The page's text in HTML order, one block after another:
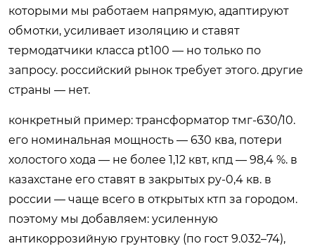
которыми мы работаем напрямую, адаптируют
обмотки, усиливает изоляцию и ставят
термодатчики класса pt100 — но только по
запросу. российский рынок требует этого. другие
страны — нет.
конкретный пример: трансформатор тмг-630/10.
его номинальная мощность — 630 ква, потери
холостого хода — не более 1,12 квт, кпд — 98,4 %. в
казахстане его ставят в закрытых ру-0,4 кв. в
россии — чаще всего в открытых ктп за городом.
поэтому мы добавляем: усиленную
антикоррозийную грунтовку (по гост 9.032–74),